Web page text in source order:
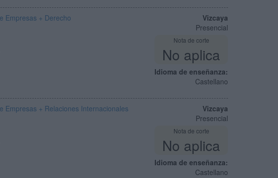
Vizcaya
Presencial
Nota de corte
No aplica
Idioma de enseñanza:
Castellano
Empresas + Derecho
Vizcaya
Presencial
Nota de corte
No aplica
Idioma de enseñanza:
Castellano
Empresas + Relaciones Internacionales